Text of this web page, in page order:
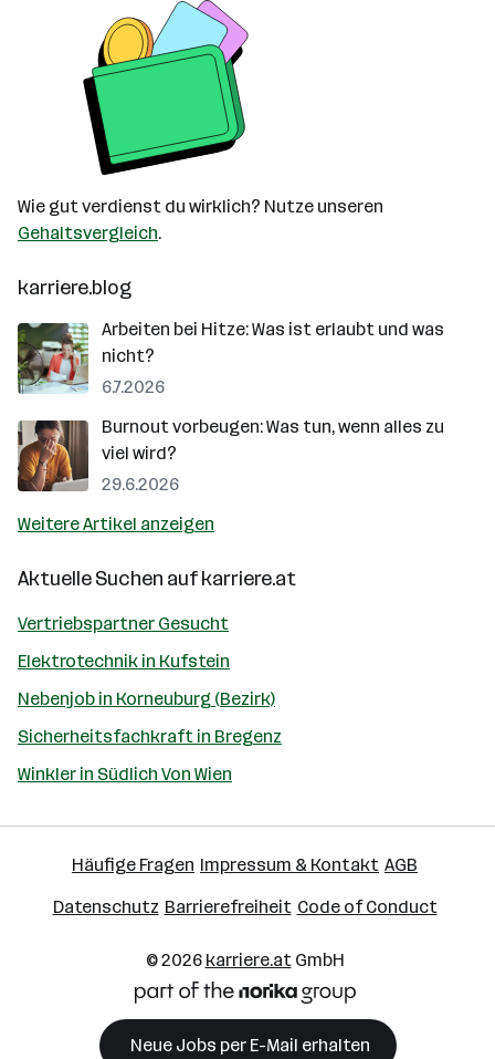
Wie gut verdienst du wirklich? Nutze unseren
Gehaltsvergleich.
karriere.blog
Arbeiten bei Hitze: Was ist erlaubt und was
nicht?
6.7.2026
Burnout vorbeugen: Was tun, wenn alles zu
viel wird?
29.6.2026
Weitere Artikel anzeigen
Aktuelle Suchen aufkarriere.at
Vertriebspartner Gesucht
Elektrotechnik in Kufstein
Nebenjob in Korneuburg (Bezirk)
Sicherheitsfachkraft in Bregenz
Winkler in Südlich Von Wien
Häufige Fragen Impressum & Kontakt AGB
Datenschutz Barrierefreiheit Code of Conduct
© 2026 karriere.atGmbH
Neue Jobs per E-Mail erhalten